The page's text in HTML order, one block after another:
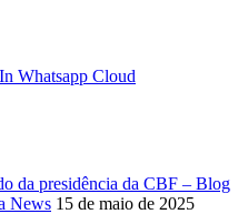
Whatsapp Cloud
da presidência da CBF – Blog
News 15 de maio de 2025